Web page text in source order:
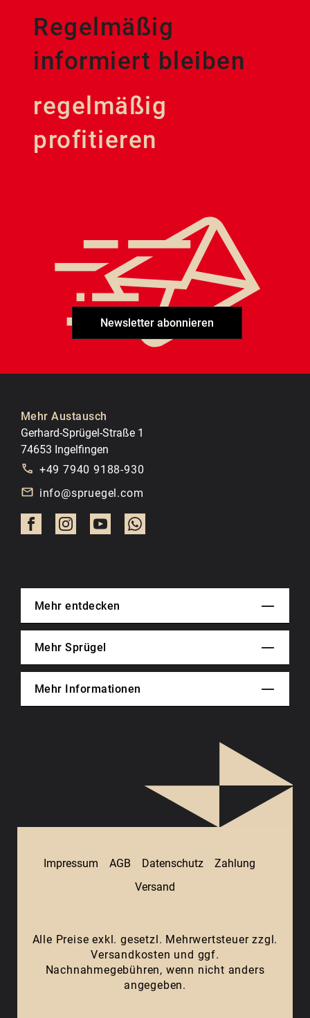
Regelmäßig
informiert bleiben
regelmäßig
profitieren
Newsletter abonnieren
Mehr Austausch
Gerhard-Sprügel-Straße 1
74653 Ingelfingen
+49 7940 9188-930
info@spruegel.com
Mehr entdecken
Mehr Sprügel
Mehr Informationen
Impressum AGB Datenschutz
Zahlung
Versand
Alle Preise exkl. gesetzl. Mehrwertsteuer zzgl.
Versandkosten und ggf.
Nachnahmegebühren, wenn nicht anders
angegeben.